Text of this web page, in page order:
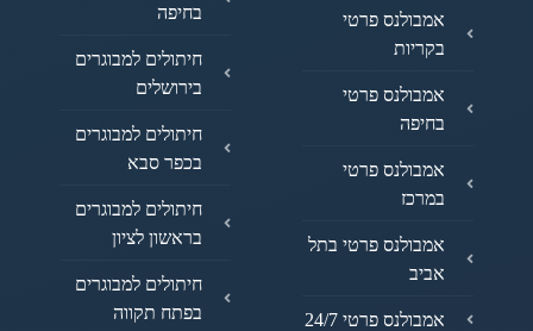
אמבולנס פרטי
בקריות
אמבולנס פרטי
בחיפה
אמבולנס פרטי
במרכז
אמבולנס פרטי בתל
אביב
אמבולנס פרטי 24/7
בחיפה
חיתולים למבוגרים
בירושלים
חיתולים למבוגרים
בכפר סבא
חיתולים למבוגרים
בראשון לציון
חיתולים למבוגרים
בפתח תקווה